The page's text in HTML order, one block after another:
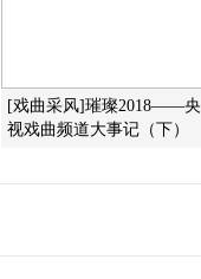
[戏曲采风]璀璨2018——央
视戏曲频道大事记（下）